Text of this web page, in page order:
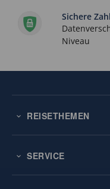
Sichere
Niveau
REISETHEMEN
SERVICE